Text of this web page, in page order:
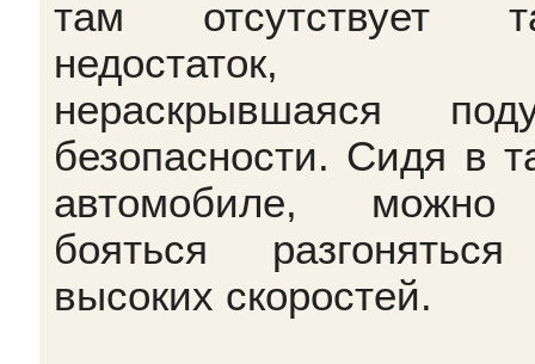
там отсутствует
недостаток,
нераскрывшаяся
безопасности. Сидя в
автомобиле,
бояться
высоких скоростей.